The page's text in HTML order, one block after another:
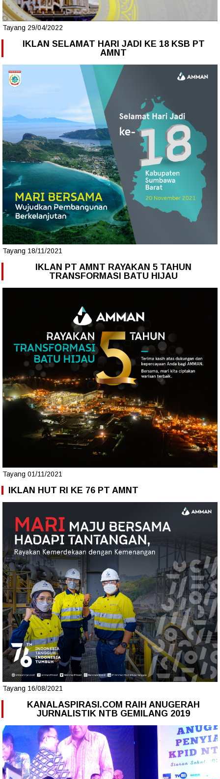
Tayang 29/04/2022
IKLAN SELAMAT HARI JADI KE 18 KSB PT
AMNT
Tayang 18/11/2021
IKLAN PT AMNT RAYAKAN 5 TAHUN
TRANSFORMASI BATU HIJAU
Tayang 01/11/2021
IKLAN HUT RI KE 76 PT AMNT
Tayang 16/08/2021
KANALASPIRASI.COM RAIH ANUGERAH
JURNALISTIK NTB GEMILANG 2019